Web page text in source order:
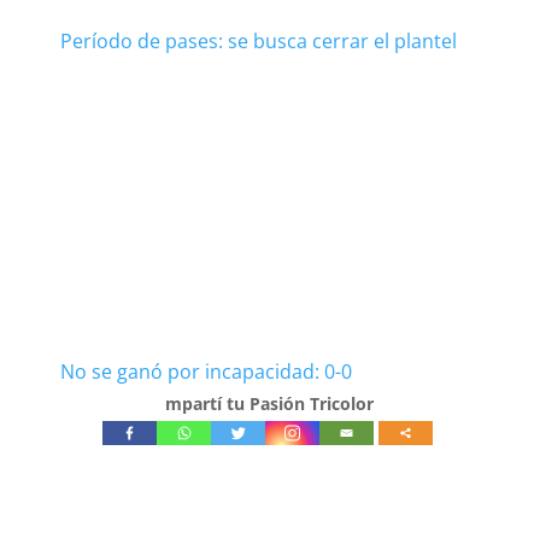
Período de pases: se busca cerrar el plantel
No se ganó por incapacidad: 0-0
mpartí tu Pasión Tricolor